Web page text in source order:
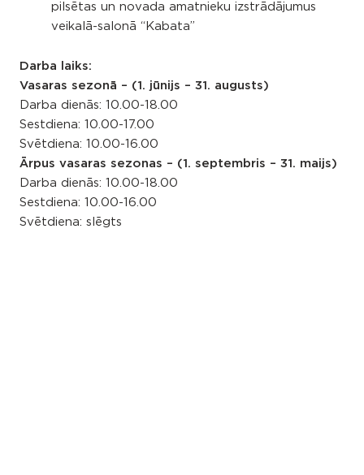
pilsētas un novada amatnieku izstrādājumus
veikalā-salonā “Kabata”
Darba laiks:
Vasaras sezonā – (1. jūnijs – 31. augusts)
Darba dienās: 10.00-18.00
Sestdiena: 10.00-17.00
Svētdiena: 10.00-16.00
Ārpus vasaras sezonas – (1. septembris – 31. maijs)
Darba dienās: 10.00-18.00
Sestdiena: 10.00-16.00
Svētdiena: slēgts